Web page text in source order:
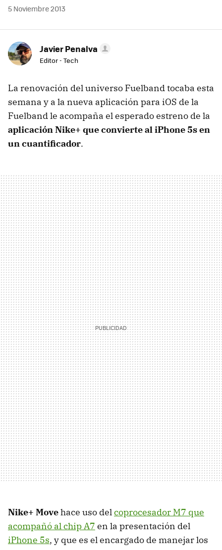
5 Noviembre 2013
Javier Penalva
Editor - Tech
La renovación del universo Fuelband tocaba esta
semana y a la nueva aplicación para iOS de la
Fuelband le acompaña el esperado estreno de la
aplicación Nike+ que convierte al iPhone 5s en
un cuantificador.
Nike+ Movehace uso delcoprocesador M7 que
acompañó al chip A7 en la presentación del
iPhone 5s, y que es el encargado de manejar los